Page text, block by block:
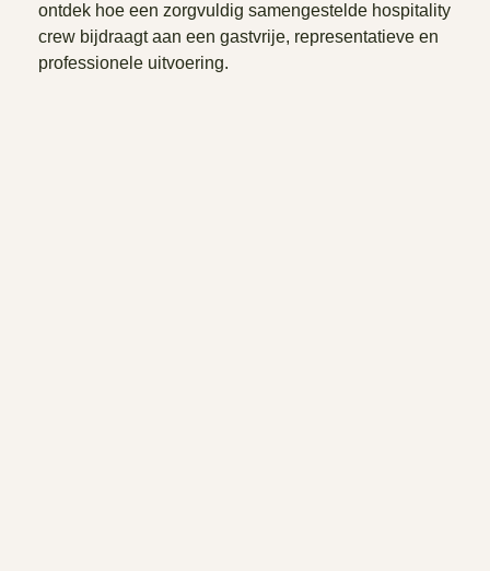
ontdek hoe een zorgvuldig samengestelde hospitality
crew bijdraagt aan een gastvrije, representatieve en
professionele uitvoering.